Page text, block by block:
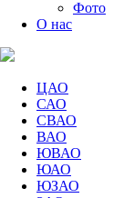
Фото
О нас
ЦАО
САО
СВАО
ВАО
ЮВАО
ЮАО
ЮЗАО